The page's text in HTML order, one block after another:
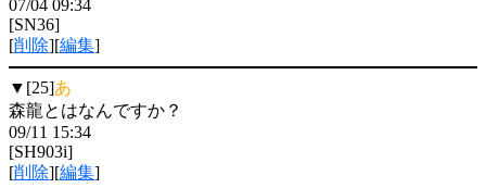
07/04 09:34
[SN36]
[削除][編集]
▼[25]あ
森龍とはなんですか？
09/11 15:34
[SH903i]
[削除][編集]